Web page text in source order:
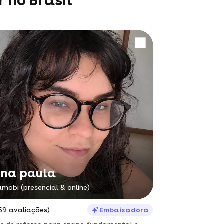
paula
(presencial & online)
avaliações)
Embaixadora